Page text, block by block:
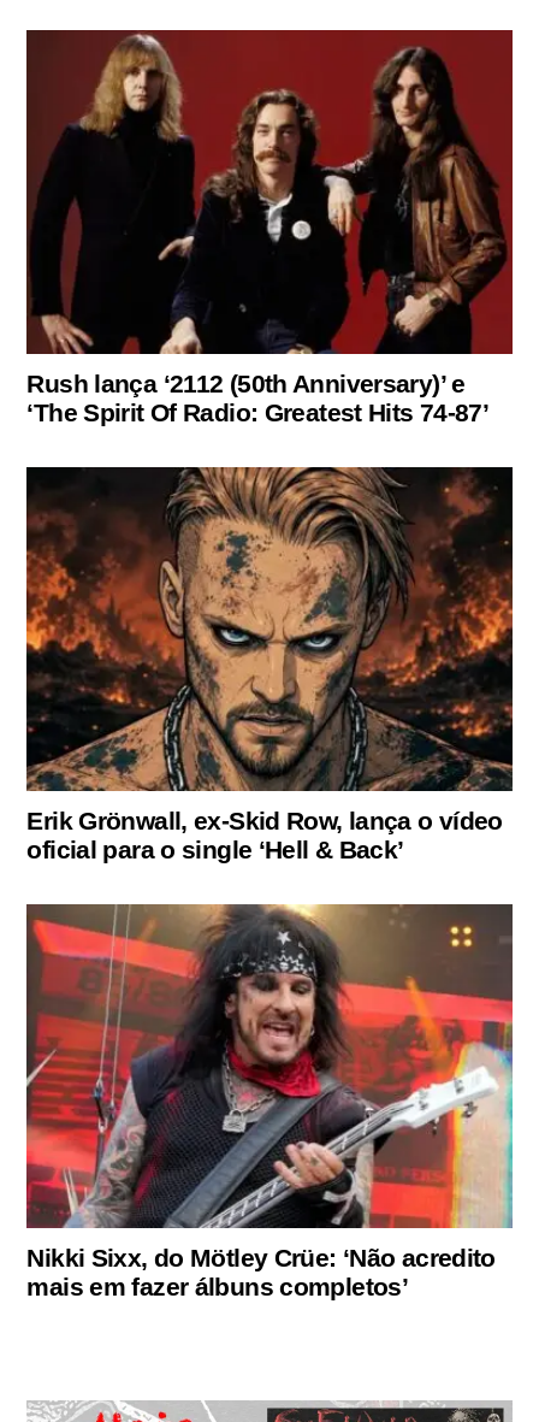
Rush lança ‘2112 (50th Anniversary)’ e
‘The Spirit Of Radio: Greatest Hits 74-87’
Erik Grönwall, ex-Skid Row, lança o vídeo
oficial para o single ‘Hell & Back’
Nikki Sixx, do Mötley Crüe: ‘Não acredito
mais em fazer álbuns completos’